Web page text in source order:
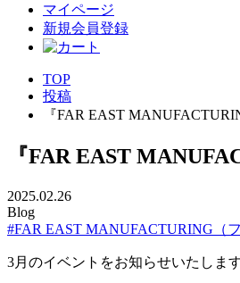
マイページ
新規会員登録
TOP
投稿
『FAR EAST
『FAR EAST
2025.02.26
Blog
#FAR EAST MANUFACTURING（
3月のイベントをお知らせいたします